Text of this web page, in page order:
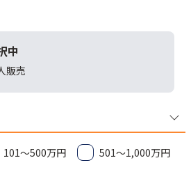
中
販売
101～500万円
501～1,000万円